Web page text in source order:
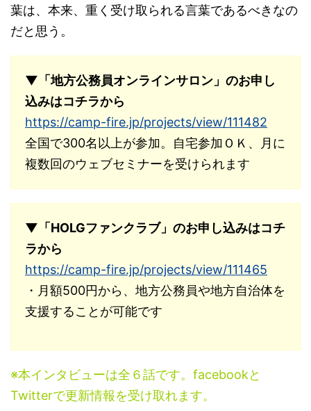
葉は、本来、重く受け取られる言葉であるべきなの
だと思う。
▼「地方公務員オンラインサロン」のお申し
込みはコチラから
https://camp-fire.jp/projects/view/111482
全国で300名以上が参加。自宅参加ＯＫ、月に
複数回のウェブセミナーを受けられます
▼「HOLGファンクラブ」のお申し込みはコチ
ラから
https://camp-fire.jp/projects/view/111465
・月額500円から、地方公務員や地方自治体を
支援することが可能です
※本インタビューは全６話です。facebookと
Twitterで更新情報を受け取れます。